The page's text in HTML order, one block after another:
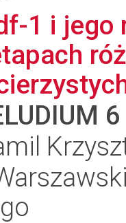
1 i jego
6